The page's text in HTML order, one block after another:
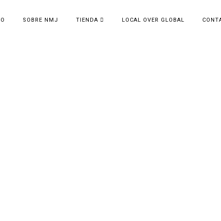
SOBRE NMJ TIENDA LOCAL OVER GLOBAL